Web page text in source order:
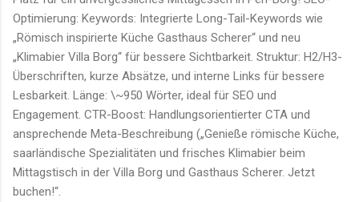
Optimierung: Keywords: Integrierte Long-Tail-Keywords wie
„Römisch inspirierte Küche Gasthaus Scherer“ und neu
„Klimabier Villa Borg“ für bessere Sichtbarkeit. Struktur: H2/H3-
Überschriften, kurze Absätze, und interne Links für bessere
Lesbarkeit. Länge: \~950 Wörter, ideal für SEO und
Engagement. CTR-Boost: Handlungsorientierter CTA und
ansprechende Meta-Beschreibung („Genieße römische Küche,
saarländische Spezialitäten und frisches Klimabier beim
Mittagstisch in der Villa Borg und Gasthaus Scherer. Jetzt
buchen!“.